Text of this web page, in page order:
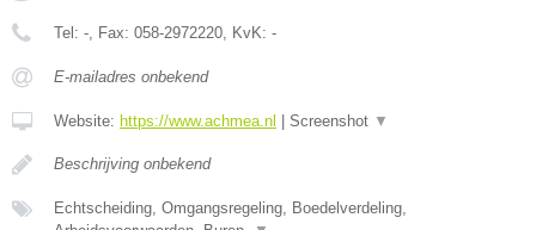
Tel: -, Fax: 058-2972220, KvK: -
E-mailadres onbekend
Website: https://www.achmea.nl Screenshot ▼
Beschrijving onbekend
Echtscheiding, Omgangsregeling, Boedelverdeling,